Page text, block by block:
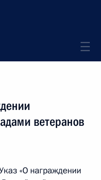
ветеранов
«О награждении